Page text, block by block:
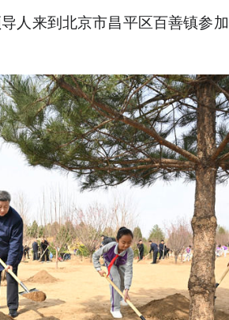
人来到北京市昌平区百善镇参